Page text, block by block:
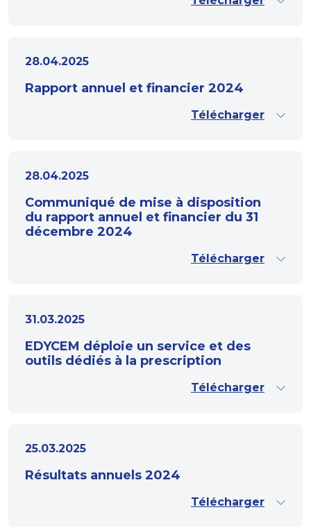
28.04.2025
Rapport annuel et financier 2024
Télécharger
28.04.2025
Communiqué de mise à disposition
du rapport annuel et financier du 31
décembre 2024
Télécharger
31.03.2025
EDYCEM déploie un service et des
outils dédiés à la prescription
Télécharger
25.03.2025
Résultats annuels 2024
Télécharger